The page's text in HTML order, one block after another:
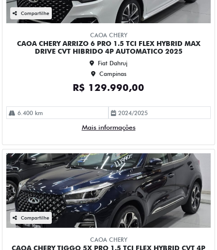
CAOA CHERY TIGGO 5X PRO 1.5 TCI FLEX HYBRID CVT 4P
AUTOMATICO 2023
Fiat Dahruj
Campinas
R$ 111.990,00
2022/2023
Mais informações
Compartilhe
CHEVROLET
CHEVROLET CRUZE 1.4 TURBO FLEX PREMIER AUTOMATICO
4P 2023
Fiat Dahruj
Campinas